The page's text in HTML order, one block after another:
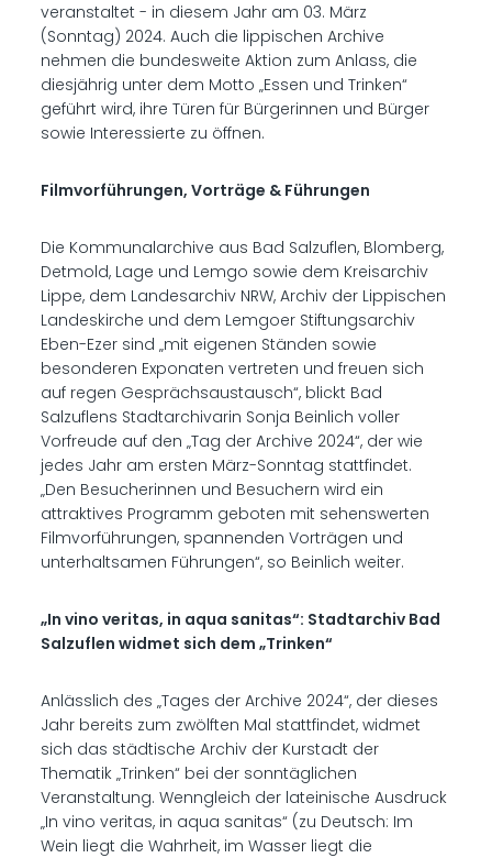
veranstaltet - in diesem Jahr am 03. März
(Sonntag) 2024. Auch die lippischen Archive
nehmen die bundesweite Aktion zum Anlass, die
diesjährig unter dem Motto „Essen und Trinken“
geführt wird, ihre Türen für Bürgerinnen und Bürger
sowie Interessierte zu öffnen.
Filmvorführungen, Vorträge & Führungen
Die Kommunalarchive aus Bad Salzuflen, Blomberg,
Detmold, Lage und Lemgo sowie dem Kreisarchiv
Lippe, dem Landesarchiv NRW, Archiv der Lippischen
Landeskirche und dem Lemgoer Stiftungsarchiv
Eben-Ezer sind „mit eigenen Ständen sowie
besonderen Exponaten vertreten und freuen sich
auf regen Gesprächsaustausch“, blickt Bad
Salzuflens Stadtarchivarin Sonja Beinlich voller
Vorfreude auf den „Tag der Archive 2024“, der wie
jedes Jahr am ersten März-Sonntag stattfindet.
„Den Besucherinnen und Besuchern wird ein
attraktives Programm geboten mit sehenswerten
Filmvorführungen, spannenden Vorträgen und
unterhaltsamen Führungen“, so Beinlich weiter.
„In vino veritas, in aqua sanitas“: Stadtarchiv Bad
Salzuflen widmet sich dem „Trinken“
Anlässlich des „Tages der Archive 2024“, der dieses
Jahr bereits zum zwölften Mal stattfindet, widmet
sich das städtische Archiv der Kurstadt der
Thematik „Trinken“ bei der sonntäglichen
Veranstaltung. Wenngleich der lateinische Ausdruck
„In vino veritas, in aqua sanitas“ (zu Deutsch: Im
Wein liegt die Wahrheit, im Wasser liegt die